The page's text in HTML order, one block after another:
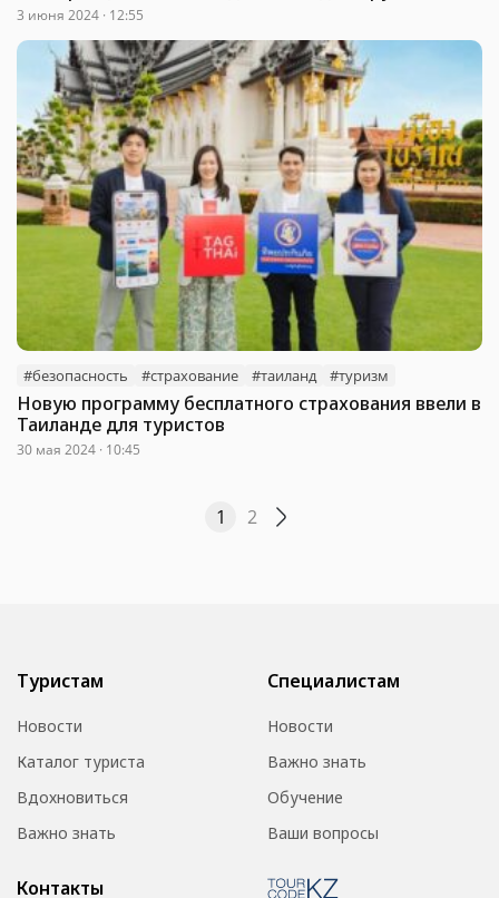
3 июня 2024 · 12:55
#безопасность #страхование #таиланд #туризм
Новую программу бесплатного страхования ввели в
Таиланде для туристов
30 мая 2024 · 10:45
1 2
Туристам
Новости
Каталог туриста
Вдохновиться
Важно знать
Специалистам
Новости
Важно знать
Обучение
Ваши вопросы
Контакты